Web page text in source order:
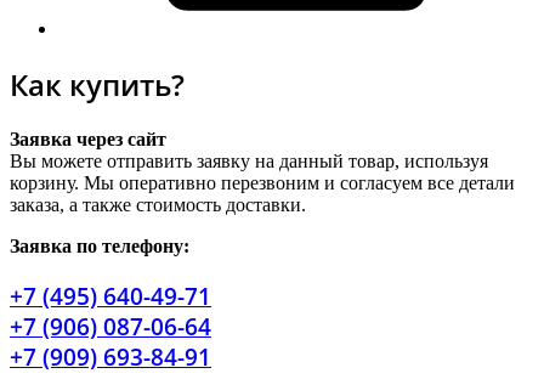
Как купить?
Заявка через сайт
Вы можете отправить заявку на данный товар, используя
корзину. Мы оперативно перезвоним и согласуем все детали
заказа, а также стоимость доставки.
Заявка по телефону:
+7 (495) 640-49-71
+7 (906) 087-06-64
+7 (909) 693-84-91